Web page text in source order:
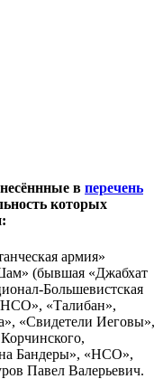
в перечень
которых
армия»
(бывшая «Джабхат
Большевистская
«Талибан»,
«Свидетели Иеговы»,
Бандеры», «НСО»,
Павел Валерьевич.